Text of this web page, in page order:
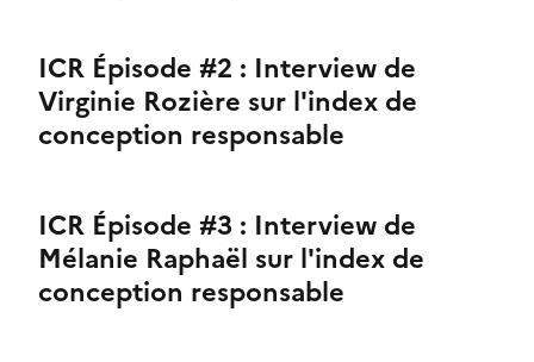
ICR Épisode #2 : Interview de
Virginie Rozière sur l'index de
conception responsable
ICR Épisode #3 : Interview de
Mélanie Raphaël sur l'index de
conception responsable